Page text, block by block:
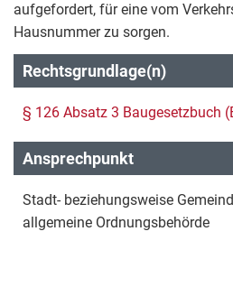
aufgefordert, für eine vom
Hausnummer zu sorgen.
Rechtsgrundlage(n)
§ 126 Absatz 3 Baugesetzbuch
Ansprechpunkt
Stadt- beziehungsweise
allgemeine Ordnungsbehörde